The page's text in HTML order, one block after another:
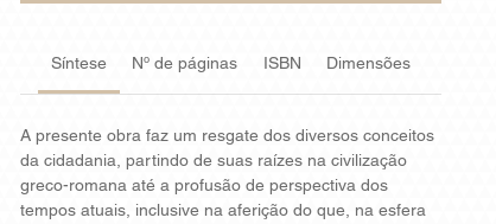
Síntese Nº de páginas ISBN Dimensões
A presente obra faz um resgate dos diversos conceitos
da cidadania, partindo de suas raízes na civilização
greco-romana até a profusão de perspectiva dos
tempos atuais, inclusive na aferição do que, na esfera